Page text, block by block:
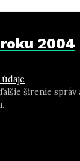
2004
šírenie